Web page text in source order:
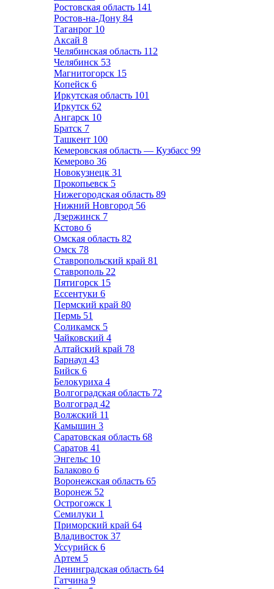
Ростовская область 141
Ростов-на-Дону 84
Таганрог 10
Аксай 8
Челябинская область 112
Челябинск 53
Магнитогорск 15
Копейск 6
Иркутская область 101
Иркутск 62
Ангарск 10
Братск 7
Ташкент 100
Кемеровская область — Кузбасс 99
Кемерово 36
Новокузнецк 31
Прокопьевск 5
Нижегородская область 89
Нижний Новгород 56
Дзержинск 7
Кстово 6
Омская область 82
Омск 78
Ставропольский край 81
Ставрополь 22
Пятигорск 15
Ессентуки 6
Пермский край 80
Пермь 51
Соликамск 5
Чайковский 4
Алтайский край 78
Барнаул 43
Бийск 6
Белокуриха 4
Волгоградская область 72
Волгоград 42
Волжский 11
Камышин 3
Саратовская область 68
Саратов 41
Энгельс 10
Балаково 6
Воронежская область 65
Воронеж 52
Острогожск 1
Семилуки 1
Приморский край 64
Владивосток 37
Уссурийск 6
Артем 5
Ленинградская область 64
Гатчина 9